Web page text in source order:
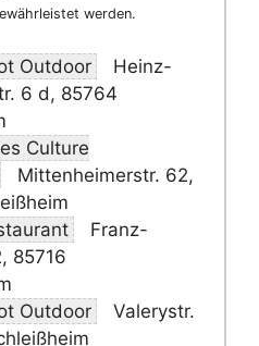
werden.
Outdoor
Heinz-
6 d, 85764
Culture
Mittenheimerstr. 62,
Franz-
85716
Outdoor
Valerystr.